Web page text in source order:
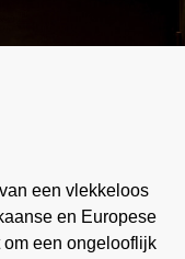
een vlekkeloos
en Europese
een ongelooflijk